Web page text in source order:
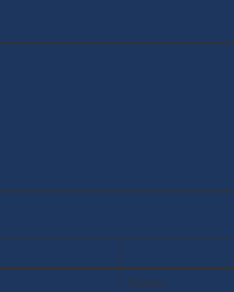
15mm